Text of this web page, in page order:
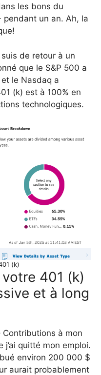
les bons du
pendant un an. Ah, la
de retour à un
que le S&P 500 a
le Nasdaq a
(k) est à 100% en
technologiques.
(k)
401 (k)
et à long
Contributions à mon
j’ai quitté mon emploi.
environ 200 000 $
aurait probablement